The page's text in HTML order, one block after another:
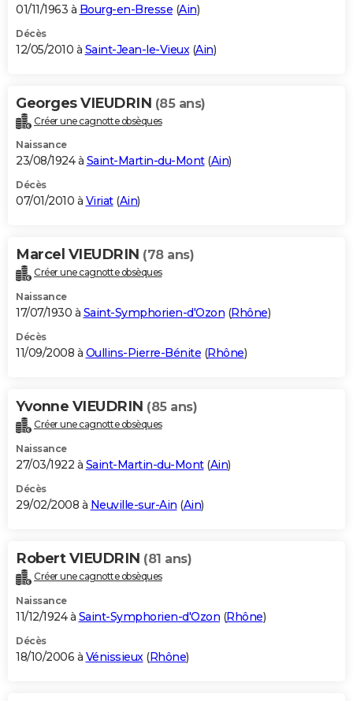
01/11/1963 à Bourg-en-Bresse (Ain)
Décès
12/05/2010 à Saint-Jean-le-Vieux (Ain)
Georges VIEUDRIN (85 ans)
Créer une cagnotte obsèques
Naissance
23/08/1924 à Saint-Martin-du-Mont(Ain)
Décès
07/01/2010 à Viriat(Ain)
Marcel VIEUDRIN (78 ans)
Créer une cagnotte obsèques
Naissance
17/07/1930 à Saint-Symphorien-d'Ozon (Rhône)
Décès
11/09/2008 à Oullins-Pierre-Bénite (Rhône)
Yvonne VIEUDRIN (85 ans)
Créer une cagnotte obsèques
Naissance
27/03/1922 à Saint-Martin-du-Mont(Ain)
Décès
29/02/2008 à Neuville-sur-Ain (Ain)
Robert VIEUDRIN (81 ans)
Créer une cagnotte obsèques
Naissance
11/12/1924 à Saint-Symphorien-d'Ozon (Rhône)
Décès
18/10/2006 à Vénissieux(Rhône)